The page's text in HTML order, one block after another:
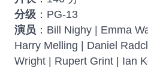
分级 ：PG-13
演员 ：Bill Nighy | Emma
Harry Melling | Daniel
Wright | Rupert Grint | Ian